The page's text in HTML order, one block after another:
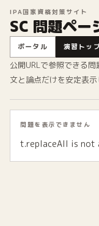
IPA国家資格対策サイト
SC 問題ペー
ポータル 演習トッ
公開URLで参照できる
文と論点だけを安定表示
問題を表示できません
t.replaceAll is not